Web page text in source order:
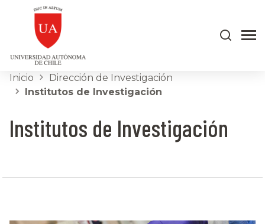
Inicio
Dirección de Investigación
Institutos de Investigación
Institutos de Investigación